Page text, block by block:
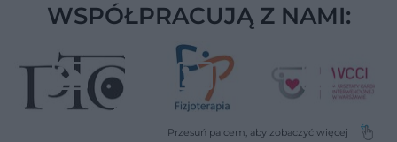
WSPÓŁPRACUJĄ Z NAMI: